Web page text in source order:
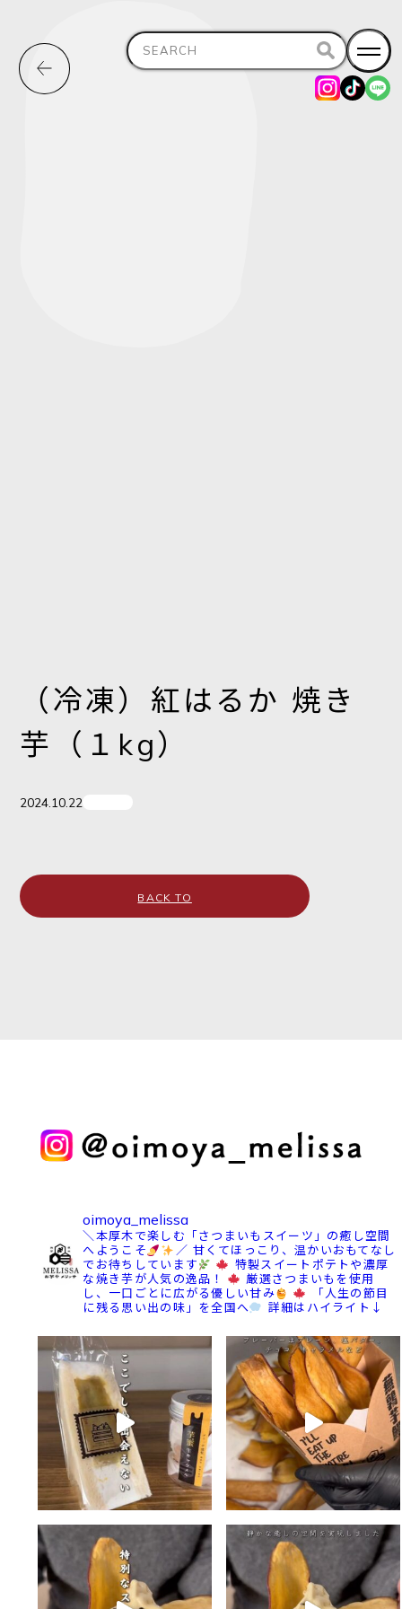
Search
for:
（冷凍）紅はるか 焼き
芋（１kg）
2024.10.22
BACK TO
oimoya_melissa
＼本厚木で楽しむ「さつまいもスイーツ」の癒し空間
へようこそ
／ 甘くてほっこり、温かいおもてなし
でお待ちしています
特製スイートポテトや濃厚
な焼き芋が人気の逸品！
厳選さつまいもを使用
し、一口ごとに広がる優しい甘み
「人生の節目
に残る思い出の味」を全国へ
詳細はハイライト↓